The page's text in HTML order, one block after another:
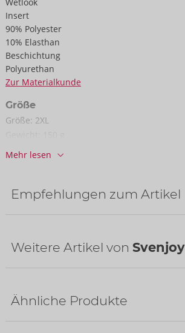
Insert
90% Polyester
10% Elasthan
Beschichtung
Polyurethan
Zur Materialkunde
Größe
Größe: 2XL
Verpackung
Höhe:
3,8 cm
Länge: 20,5 cm
VE / Karton:
Art.-Nr.: 21003981741
Barcode: 4024144670673 (EAN-13)
Herkunftsland: CN
Mehr lesen
Empfehlungen zum Artikel
Weitere Artikel von
Ähnliche Produkte